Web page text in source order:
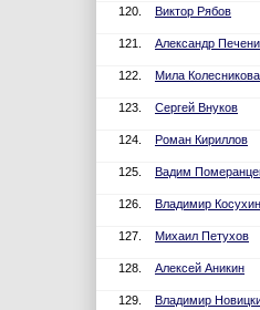
120. Виктор Рябов
121. Александр
122. Мила Колесникова
123. Сергей Внуков
124. Роман Кириллов
125. Вадим
126. Владимир Косухин
127. Михаил Петухов
128. Алексей Аникин
129. Владимир